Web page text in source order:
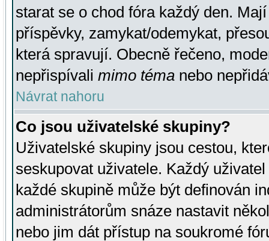
starat se o chod fóra každý den.
příspěvky, zamykat/odemykat,
která spravují. Obecně řečeno,
nepřispívali mimo téma nebo
Návrat nahoru
Co jsou uživatelské skupiny?
Uživatelské skupiny jsou cestou,
seskupovat uživatele. Každý
každé skupině může být definován
administrátorům snáze nastavit
nebo jim dát přístup na soukromé